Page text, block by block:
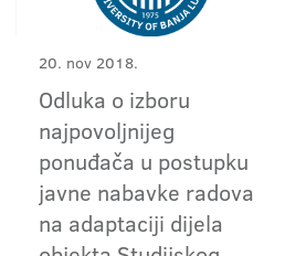
20. nov 2018.
Odluka o izboru
najpovoljnijeg
ponuđača u postupku
javne nabavke radova
na adaptaciji dijela